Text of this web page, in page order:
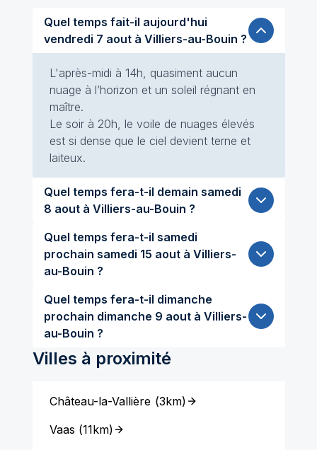
Quel temps fait-il aujourd'hui
vendredi 7 aout à Villiers-au-Bouin ?
L'après-midi à 14h, quasiment aucun
nuage à l’horizon et un soleil régnant en
maître.
Le soir à 20h, le voile de nuages élevés
est si dense que le ciel devient terne et
laiteux.
Quel temps fera-t-il demain samedi
8 aout à Villiers-au-Bouin ?
Quel temps fera-t-il samedi
prochain samedi 15 aout à Villiers-
au-Bouin ?
Quel temps fera-t-il dimanche
prochain dimanche 9 aout à Villiers-
au-Bouin ?
Villes à proximité
Château-la-Vallière (3km)
Vaas (11km)